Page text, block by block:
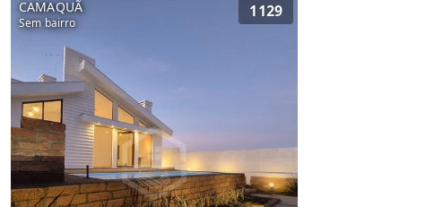
CAMAQUÃ
Sem bairro
1129